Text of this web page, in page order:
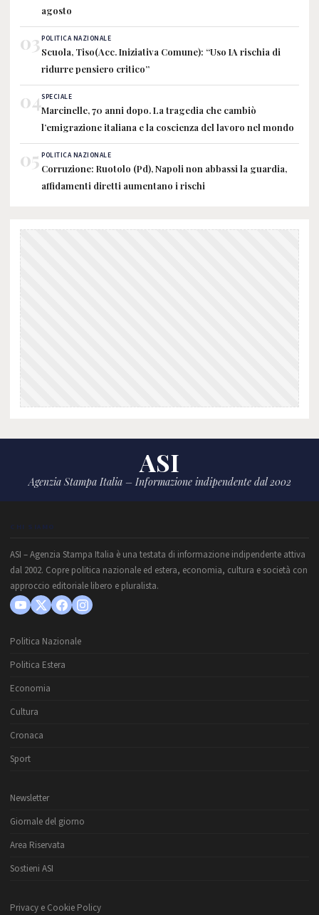
agosto
03POLITICA NAZIONALE
Scuola, Tiso(Acc. Iniziativa Comune): “Uso IA rischia di
ridurre pensiero critico”
04SPECIALE
Marcinelle, 70 anni dopo. La tragedia che cambiò
l’emigrazione italiana e la coscienza del lavoro nel mondo
05 POLITICA NAZIONALE
Corruzione: Ruotolo (Pd), Napoli non abbassi la guardia,
affidamenti diretti aumentano i rischi
ASI
Agenzia Stampa Italia – Informazione indipendente dal 2002
CHI SIAMO
ASI – Agenzia Stampa Italia è una testata di informazione indipendente attiva
dal 2002. Copre politica nazionale ed estera, economia, cultura e società con
approccio editoriale libero e pluralista.
Politica Nazionale
Politica Estera
Economia
Cultura
Cronaca
Sport
Newsletter
Giornale del giorno
Area Riservata
Sostieni ASI
Privacy e Cookie Policy